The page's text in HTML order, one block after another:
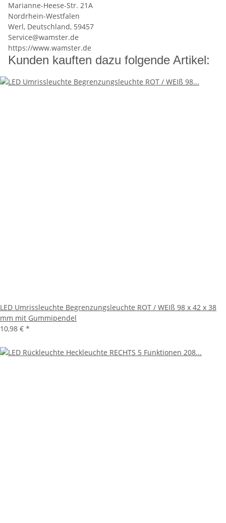
Marianne-Heese-Str. 21A
Nordrhein-Westfalen
Werl, Deutschland, 59457
Service@wamster.de
https://www.wamster.de
Kunden kauften dazu folgende Artikel:
LED Umrissleuchte Begrenzungsleuchte ROT / WEIß 98 x 42 x 38
mm mit Gummipendel
10,98 € *